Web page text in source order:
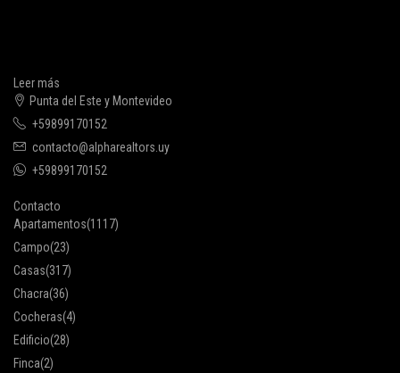
Leer más
Punta del Este y Montevideo
+59899170152
contacto@alpharealtors.uy
+59899170152
Contacto
Apartamentos(1117)
Campo(23)
Casas(317)
Chacra(36)
Cocheras(4)
Edificio(28)
Finca(2)